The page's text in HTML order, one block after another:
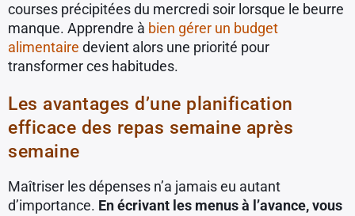
courses précipitées du mercredi soir lorsque le beurre
manque. Apprendre à bien gérer un budget
alimentaire devient alors une priorité pour
transformer ces habitudes.
Les avantages d’une planification
efficace des repas semaine après
semaine
Maîtriser les dépenses n’a jamais eu autant
d’importance. En écrivant les menus à l’avance, vous